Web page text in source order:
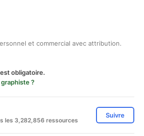
et commercial avec attribution.
obligatoire.
?
les 3,282,856 ressources
Suivre